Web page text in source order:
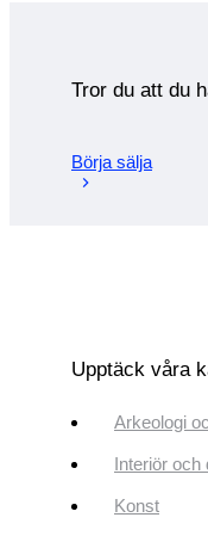
Tror du att du
Börja sälja
Upptäck våra
Arkeologi
Interiör och
Konst